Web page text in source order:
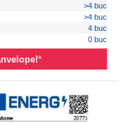
>4 buc
>4 buc
4 buc
0 buc
*